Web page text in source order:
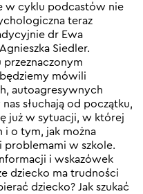
w cyklu podcastów nie
teraz
dr Ewa
Siedler.
mówili
autoagresywnych
słuchają od początku,
już w sytuacji, w której
i o tym, jak można
w szkole.
i wskazówek
dziecko ma trudności
dziecko? Jak szukać